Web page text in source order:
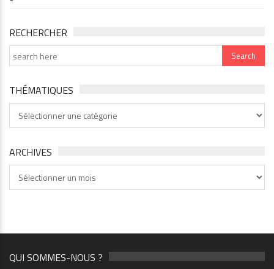
RECHERCHER
THÉMATIQUES
ARCHIVES
QUI SOMMES-NOUS ?